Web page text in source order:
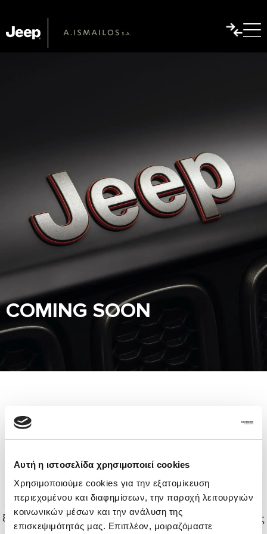
Αυτή η ιστοσελίδα χρησιμοποιεί cookies
Χρησιμοποιούμε cookies για την εξατομίκευση
περιεχομένου και διαφημίσεων, την παροχή λειτουργιών
κοινωνικών μέσων και την ανάλυση της
επισκεψιμότητάς μας. Επιπλέον, μοιραζόμαστε
COMING SOON
Νέα μοντέλα Jeep® Grand
Cherokee έρχονται σύντομα
Νέες εκδόσεις του Jeep® Grand Cherokee αναμένονται
σύντομα στην Α. Ισμαήλος Α.Ε., φέρνοντας μαζί τους τον
ξεχωριστό σχεδιασμό, την προηγμένη τεχνολογία και τις